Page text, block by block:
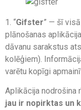
1. “Gifster” — šī
plānošanas
dāvanu sarakstus
kolēģiem).
varētu kopīgi
Aplikācija nodrošina
jau ir nopirktas un